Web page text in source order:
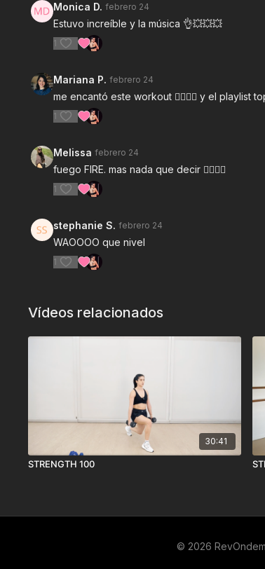
Monica D. febrero 24
Estuvo increíble y la música 👌💥💥💥
1
Mariana P. febrero 24
me encantó este workout ❤️‍🔥❤️‍🔥 y el playlist
1
Melissa febrero 24
fuego FIRE. mas nada que decir ❤️‍🔥😮‍💨
1
stephanie S. febrero 24
WAOOOO que nivel
1
Vídeos relacionados
30:41
STRENGTH 100
© 2026